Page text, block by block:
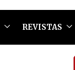
REVISTAS